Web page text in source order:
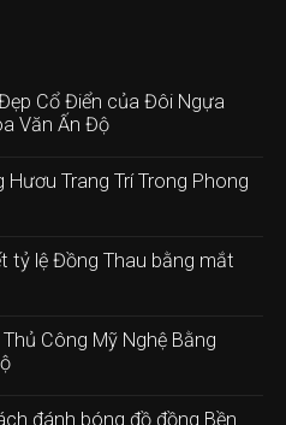
Cổ Điển của Đôi Ngựa
Văn Ấn Độ
Hươu Trang Trí Trong Phong
tỷ lệ Đồng Thau bằng mắt
Công Mỹ Nghệ Bằng
đánh bóng đồ đồng Bền